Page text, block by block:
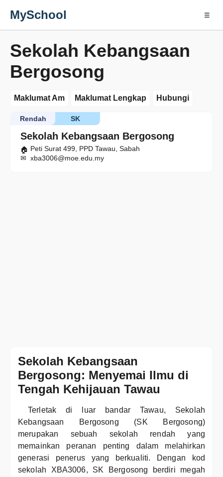
MySchool ☰
Sekolah Kebangsaan
Bergosong
Maklumat Am Maklumat Lengkap Hubungi
Sekolah Kebangsaan Bergosong
SK
Rendah
Peti Surat 499, PPD Tawau, Sabah
xba3006@moe.edu.my
Sekolah Kebangsaan
Bergosong: Menyemai Ilmu di
Tengah Kehijauan Tawau
Terletak di luar bandar Tawau, Sekolah
Kebangsaan Bergosong (SK Bergosong)
merupakan sebuah sekolah rendah yang
memainkan peranan penting dalam melahirkan
generasi penerus yang berkualiti. Dengan kod
sekolah XBA3006, SK Bergosong berdiri megah